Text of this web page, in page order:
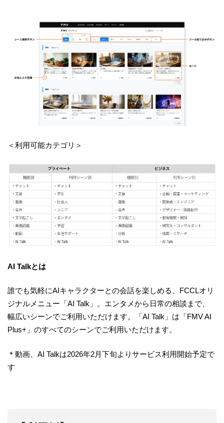
＜利用可能カテゴリ＞
AI Talkとは
誰でも気軽にAIキャラクターとの会話を楽しめる、FCCLオリ
ジナルメニュー「AI Talk」。エンタメから日常の相談まで、
幅広いシーンでご利用いただけます。「AI Talk」は「FMV AI
Plus+」のすべてのシーンでご利用いただけます。
＊動画、AI Talkは2026年2月下旬よりサービス利用開始予定で
す